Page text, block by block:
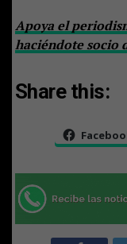
Apoya el
haciéndote socio
Share this: